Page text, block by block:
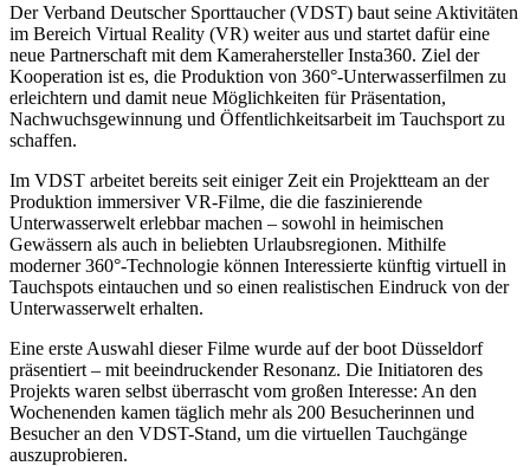
Der Verband Deutscher Sporttaucher (VDST) baut seine Aktivitäten
im Bereich Virtual Reality (VR) weiter aus und startet dafür eine
neue Partnerschaft mit dem Kamerahersteller Insta360. Ziel der
Kooperation ist es, die Produktion von 360°-Unterwasserfilmen zu
erleichtern und damit neue Möglichkeiten für Präsentation,
Nachwuchsgewinnung und Öffentlichkeitsarbeit im Tauchsport zu
schaffen.
Im VDST arbeitet bereits seit einiger Zeit ein Projektteam an der
Produktion immersiver VR-Filme, die die faszinierende
Unterwasserwelt erlebbar machen – sowohl in heimischen
Gewässern als auch in beliebten Urlaubsregionen. Mithilfe
moderner 360°-Technologie können Interessierte künftig virtuell in
Tauchspots eintauchen und so einen realistischen Eindruck von der
Unterwasserwelt erhalten.
Eine erste Auswahl dieser Filme wurde auf der boot Düsseldorf
präsentiert – mit beeindruckender Resonanz. Die Initiatoren des
Projekts waren selbst überrascht vom großen Interesse: An den
Wochenenden kamen täglich mehr als 200 Besucherinnen und
Besucher an den VDST-Stand, um die virtuellen Tauchgänge
auszuprobieren.